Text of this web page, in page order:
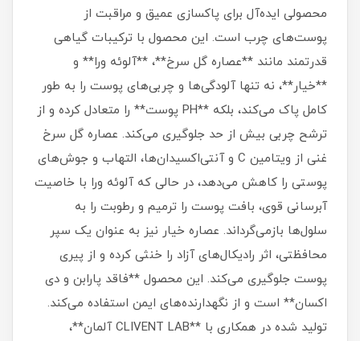
محصولی ایده‌آل برای پاکسازی عمیق و مراقبت از
پوست‌های چرب است. این محصول با ترکیبات گیاهی
قدرتمند مانند **عصاره گل سرخ**، **آلوئه ورا** و
**خیار**، نه تنها آلودگی‌ها و چربی‌های پوست را به طور
کامل پاک می‌کند، بلکه **PH پوست** را متعادل کرده و از
ترشح چربی بیش از حد جلوگیری می‌کند. عصاره گل سرخ
غنی از ویتامین C و آنتی‌اکسیدان‌ها، التهاب و جوش‌های
پوستی را کاهش می‌دهد، در حالی که آلوئه ورا با خاصیت
آبرسانی قوی، بافت پوست را ترمیم و رطوبت را به
سلول‌ها بازمی‌گرداند. عصاره خیار نیز به عنوان یک سپر
محافظتی، اثر رادیکال‌های آزاد را خنثی کرده و از پیری
پوست جلوگیری می‌کند. این محصول **فاقد پارابن و دی
اکسان** است و از نگهدارنده‌های ایمن استفاده می‌کند.
تولید شده در همکاری با **CLIVENT LAB آلمان**،